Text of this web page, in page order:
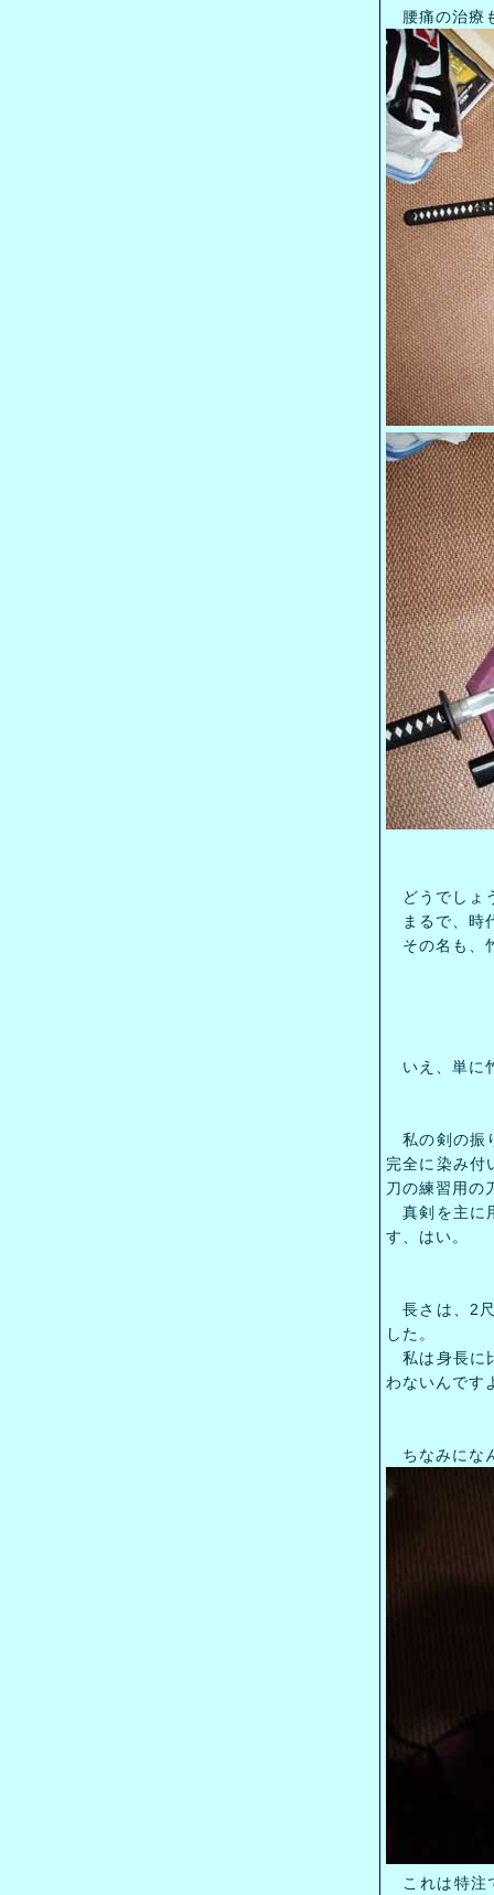
腰痛の治療
どうでしょ
まるで、時
その名も、
いえ、単に
私の剣の振
完全に染み付
刀の練習用の
真剣を主に
す、はい。
長さは、2
した。
私は身長に
わないんです
ちなみにな
これは特注